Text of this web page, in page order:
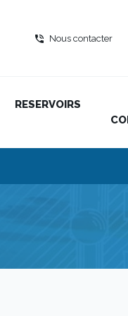
phone_in_talk Nous contacter
RESERVOIRS